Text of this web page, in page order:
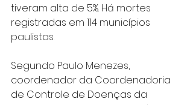
tiveram alta de 5%. Há mortes
registradas em 114 municípios
paulistas.
Segundo Paulo Menezes,
coordenador da Coordenadoria
de Controle de Doenças da